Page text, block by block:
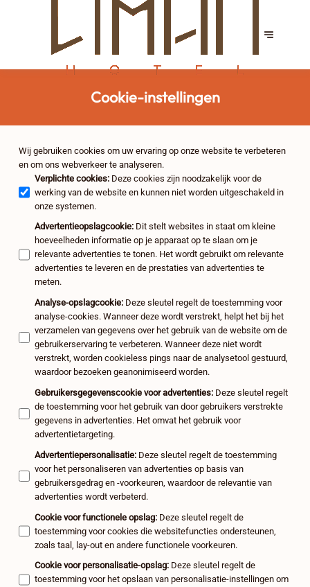
Cookie-instellingen
Wij gebruiken cookies om uw ervaring op onze website te verbeteren
en om ons webverkeer te analyseren.
Verplichte cookies: Deze cookies zijn noodzakelijk voor de
werking van de website en kunnen niet worden uitgeschakeld in
onze systemen.
Advertentieopslagcookie: Dit stelt websites in staat om kleine
hoeveelheden informatie op je apparaat op te slaan om je
relevante advertenties te tonen. Het wordt gebruikt om relevante
advertenties te leveren en de prestaties van advertenties te
meten.
Analyse-opslagcookie: Deze sleutel regelt de toestemming voor
analyse-cookies. Wanneer deze wordt verstrekt, helpt het bij het
verzamelen van gegevens over het gebruik van de website om de
gebruikerservaring te verbeteren. Wanneer deze niet wordt
verstrekt, worden cookieless pings naar de analysetool gestuurd,
waardoor bezoeken geanonimiseerd worden.
Gebruikersgegevenscookie voor advertenties: Deze sleutel regelt
de toestemming voor het gebruik van door gebruikers verstrekte
gegevens in advertenties. Het omvat het gebruik voor
advertentietargeting.
Advertentiepersonalisatie: Deze sleutel regelt de toestemming
voor het personaliseren van advertenties op basis van
gebruikersgedrag en -voorkeuren, waardoor de relevantie van
advertenties wordt verbeterd.
Cookie voor functionele opslag: Deze sleutel regelt de
toestemming voor cookies die websitefuncties ondersteunen,
zoals taal, lay-out en andere functionele voorkeuren.
Cookie voor personalisatie-opslag: Deze sleutel regelt de
toestemming voor het opslaan van personalisatie-instellingen om